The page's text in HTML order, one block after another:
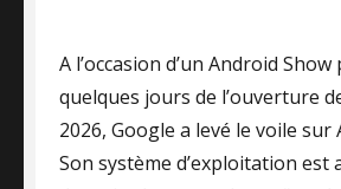
A l’occasion d’un Android
quelques jours de l’ouverture
2026, Google a levé le voile sur
Son système d’exploitation est